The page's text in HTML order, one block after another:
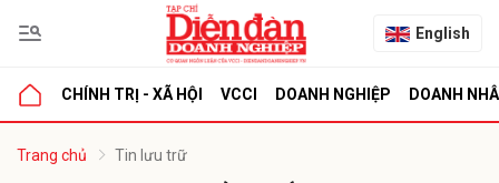
English
CHÍNH TRỊ - XÃ HỘI VCCI DOANH NGHIỆP DOANH
Trang chủ Tin lưu trữ
luận